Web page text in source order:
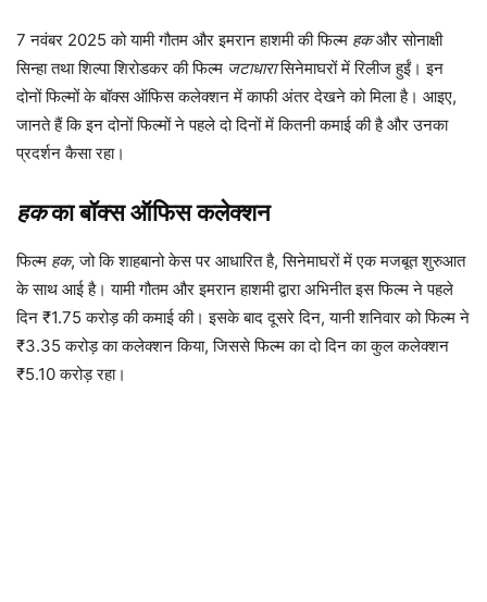
7 नवंबर 2025 को यामी गौतम और इमरान हाशमी की फिल्म हकऔर सोनाक्षी
सिन्हा तथा शिल्पा शिरोडकर की फिल्म जटाधारासिनेमाघरों में रिलीज हुईं। इन
दोनों फिल्मों के बॉक्स ऑफिस कलेक्शन में काफी अंतर देखने को मिला है। आइए,
जानते हैं कि इन दोनों फिल्मों ने पहले दो दिनों में कितनी कमाई की है और उनका
प्रदर्शन कैसा रहा।
हकका बॉक्स ऑफिस कलेक्शन
फिल्म हक, जो कि शाहबानो केस पर आधारित है, सिनेमाघरों में एक मजबूत शुरुआत
के साथ आई है। यामी गौतम और इमरान हाशमी द्वारा अभिनीत इस फिल्म ने पहले
दिन ₹1.75 करोड़ की कमाई की। इसके बाद दूसरे दिन, यानी शनिवार को फिल्म ने
₹3.35 करोड़ का कलेक्शन किया, जिससे फिल्म का दो दिन का कुल कलेक्शन
₹5.10 करोड़ रहा।